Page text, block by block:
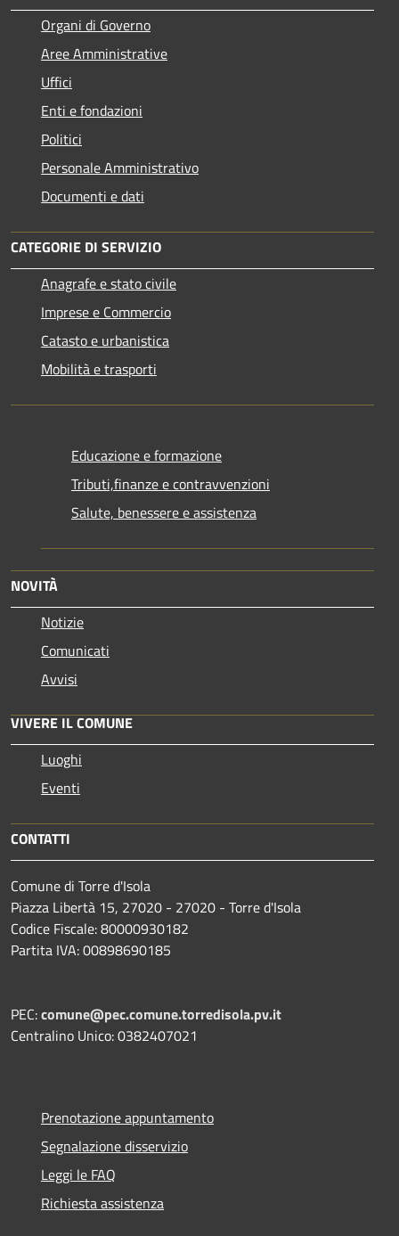
Organi di Governo
Aree Amministrative
Uffici
Enti e fondazioni
Politici
Personale Amministrativo
Documenti e dati
CATEGORIE DI SERVIZIO
Anagrafe e stato civile
Imprese e Commercio
Catasto e urbanistica
Mobilità e trasporti
Educazione e formazione
Tributi,finanze e contravvenzioni
Salute, benessere e assistenza
NOVITÀ
Notizie
Comunicati
Avvisi
VIVERE IL COMUNE
Luoghi
Eventi
CONTATTI
Comune di Torre d'Isola
Piazza Libertà 15, 27020 - 27020 - Torre d'Isola
Codice Fiscale: 80000930182
Partita IVA: 00898690185
PEC:comune@pec.comune.torredisola.pv.it
Centralino Unico: 0382407021
Prenotazione appuntamento
Segnalazione disservizio
Leggi le FAQ
Richiesta assistenza